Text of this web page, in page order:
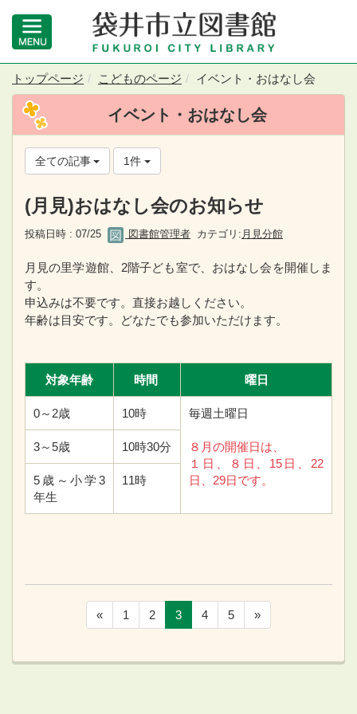
トップページ こどものページ イベント・おはなし会
イベント・おはなし会
全ての記事 1件
(月見)おはなし会のお知らせ
投稿日時 : 07/25 図書館管理者 カテゴリ: 月見分館
月見の里学遊館、2階子ども室で、おはなし会を開催しま
す。
申込みは不要です。直接お越しください。
年齢は目安です。どなたでも参加いただけます。
対象年齢 時間 曜日
0～2歳 10時 毎週土曜日
８月の開催日は、
１日、８日、15日、22
日、29日です。
3～5歳 10時30分
5歳～小学3
年生
11時
« 1 2 3 4 5 »